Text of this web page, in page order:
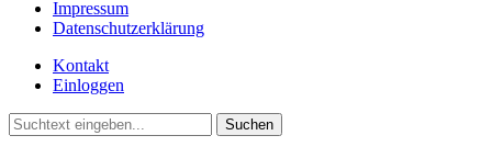
Impressum
Datenschutzerklärung
Kontakt
Einloggen
Suchen